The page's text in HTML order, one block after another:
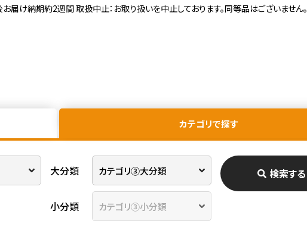
け納期約2週間 取扱中止：お取り扱いを中止しております。同等品はございません。
カテゴリで探す
大分類
小分類
検索する